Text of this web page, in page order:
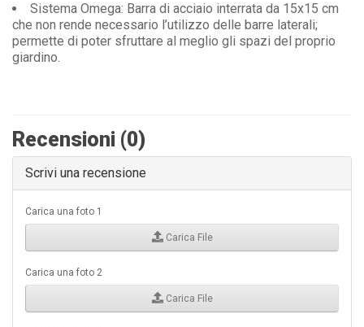
Sistema Omega: Barra di acciaio interrata da 15x15 cm
che non rende necessario l’utilizzo delle barre laterali;
permette di poter sfruttare al meglio gli spazi del proprio
giardino.
Recensioni (0)
Scrivi una recensione
Carica una foto 1
Carica File
Carica una foto 2
Carica File